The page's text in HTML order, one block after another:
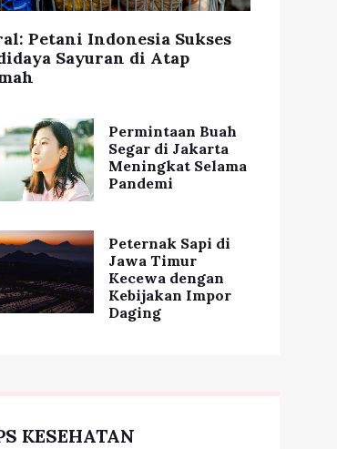
Petani Indonesia Sukses
Sayuran di Atap
Permintaan Buah
Segar di Jakarta
Meningkat Selama
Pandemi
Peternak Sapi di
Jawa Timur
Kecewa dengan
Kebijakan Impor
Daging
KESEHATAN